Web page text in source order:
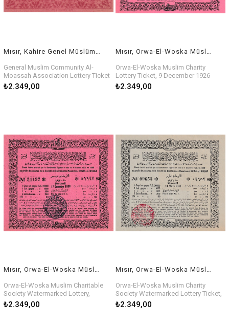
General Muslim Community Al-
Moassah Association Lottery Ticket
in Cairo, 4 December 1928
₺2.349,00
Orwa-El-Woska Muslim Charity
Lottery Ticket, 9 December 1926
₺2.349,00
Mısır, Orwa-El-Woska Müslüman Hayır Derneğini Piyango Bileti, 17 Aralık 1930
Orwa-El-Woska Muslim Charitable
Society Watermarked Lottery,
December 17 1930
₺2.349,00
Mısır, Orwa-El-Woska Müslüman Hayır Derneğini Filigranlı Piyango Bileti, 11 Mart 1931
Orwa-El-Woska Muslim Charity
Society Watermarked Lottery Ticket,
March 11, 1931
₺2.349,00